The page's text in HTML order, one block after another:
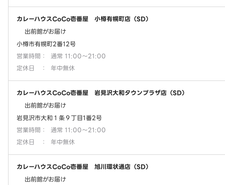
カレーハウスCoCo壱番屋 小樽有幌町店（SD）
出前館がお届け
小樽市有幌町2番12号
営業時間 ：
通常 11:00～21:00
定休日
： 年中無休
カレーハウスCoCo壱番屋 岩見沢大和タウンプラザ店（SD）
出前館がお届け
岩見沢市大和１条９丁目1番2号
営業時間 ：
通常 11:00～21:00
定休日
： 年中無休
カレーハウスCoCo壱番屋 旭川環状通店（SD）
出前館がお届け